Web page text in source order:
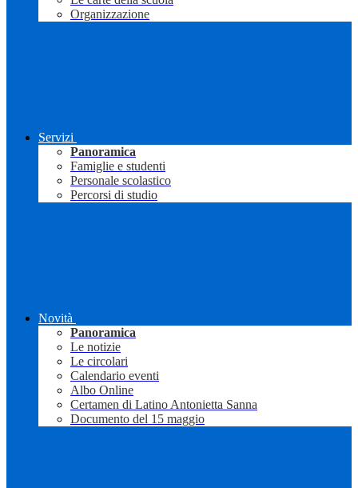
Organizzazione
Servizi
Panoramica
Famiglie e studenti
Personale scolastico
Percorsi di studio
Novità
Panoramica
Le notizie
Le circolari
Calendario eventi
Albo Online
Certamen di Latino Antonietta Sanna
Documento del 15 maggio